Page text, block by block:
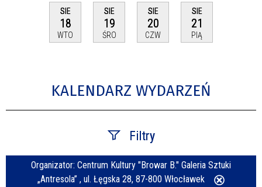
SIE
18
WTO
SIE
19
ŚRO
SIE
20
CZW
SIE
21
PIĄ
KALENDARZ WYDARZEŃ
Filtry
Szukana fraza
Organizator: Centrum Kultury "Browar B." Galeria Sztuki
„Antresola” , ul. Łęgska 28, 87-800 Włocławek